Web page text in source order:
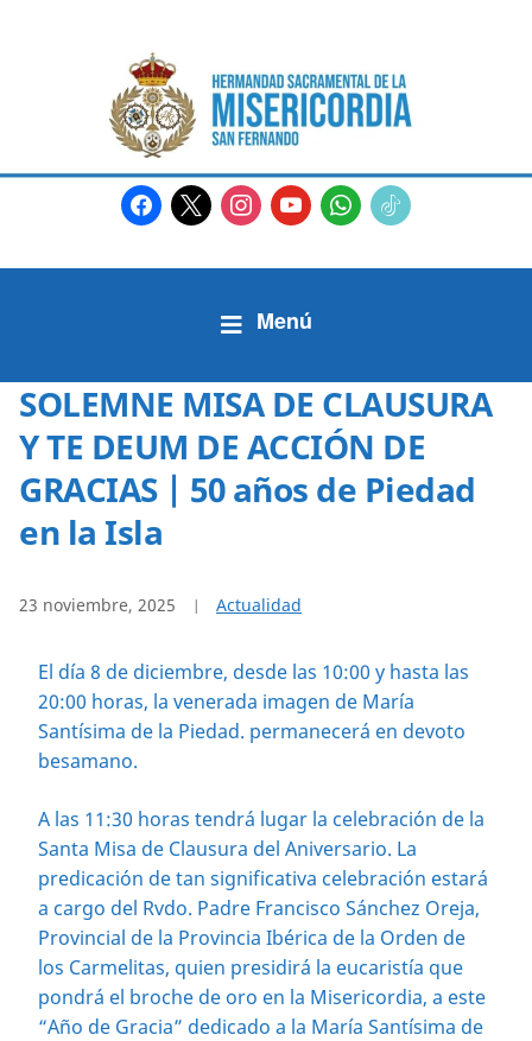
facebook
x instagram
youtubewhatsapp
tiktok2
SOLEMNE MISA DE CLAUSURA
Y TE DEUM DE ACCIÓN DE
GRACIAS | 50 años de Piedad
en la Isla
23 noviembre, 2025 Actualidad
El día 8 de diciembre, desde las 10:00 y hasta las
20:00 horas, la venerada imagen de María
Santísima de la Piedad. permanecerá en devoto
besamano.
A las 11:30 horas tendrá lugar la celebración de la
Santa Misa de Clausura del Aniversario. La
predicación de tan significativa celebración estará
a cargo del Rvdo. Padre Francisco Sánchez Oreja,
Provincial de la Provincia Ibérica de la Orden de
los Carmelitas, quien presidirá la eucaristía que
pondrá el broche de oro en la Misericordia, a este
“Año de Gracia” dedicado a la María Santísima de